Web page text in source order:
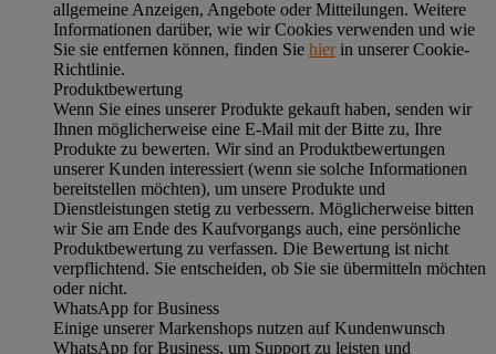
allgemeine Anzeigen, Angebote oder Mitteilungen. Weitere
Informationen darüber, wie wir Cookies verwenden und wie
Sie sie entfernen können, finden Sie hierin unserer Cookie-
Richtlinie.
Produktbewertung
Wenn Sie eines unserer Produkte gekauft haben, senden wir
Ihnen möglicherweise eine E-Mail mit der Bitte zu, Ihre
Produkte zu bewerten. Wir sind an Produktbewertungen
unserer Kunden interessiert (wenn sie solche Informationen
bereitstellen möchten), um unsere Produkte und
Dienstleistungen stetig zu verbessern. Möglicherweise bitten
wir Sie am Ende des Kaufvorgangs auch, eine persönliche
Produktbewertung zu verfassen. Die Bewertung ist nicht
verpflichtend. Sie entscheiden, ob Sie sie übermitteln möchten
oder nicht.
WhatsApp for Business
Einige unserer Markenshops nutzen auf Kundenwunsch
WhatsApp for Business, um Support zu leisten und